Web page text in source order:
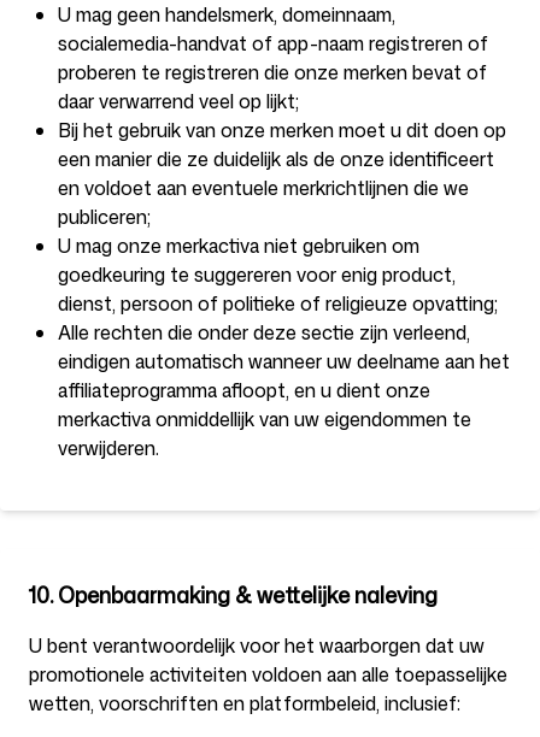
U mag geen handelsmerk, domeinnaam,
socialemedia-handvat of app-naam registreren of
proberen te registreren die onze merken bevat of
daar verwarrend veel op lijkt;
Bij het gebruik van onze merken moet u dit doen op
een manier die ze duidelijk als de onze identificeert
en voldoet aan eventuele merkrichtlijnen die we
publiceren;
U mag onze merkactiva niet gebruiken om
goedkeuring te suggereren voor enig product,
dienst, persoon of politieke of religieuze opvatting;
Alle rechten die onder deze sectie zijn verleend,
eindigen automatisch wanneer uw deelname aan het
affiliateprogramma afloopt, en u dient onze
merkactiva onmiddellijk van uw eigendommen te
verwijderen.
10. Openbaarmaking & wettelijke naleving
U bent verantwoordelijk voor het waarborgen dat uw
promotionele activiteiten voldoen aan alle toepasselijke
wetten, voorschriften en platformbeleid, inclusief: